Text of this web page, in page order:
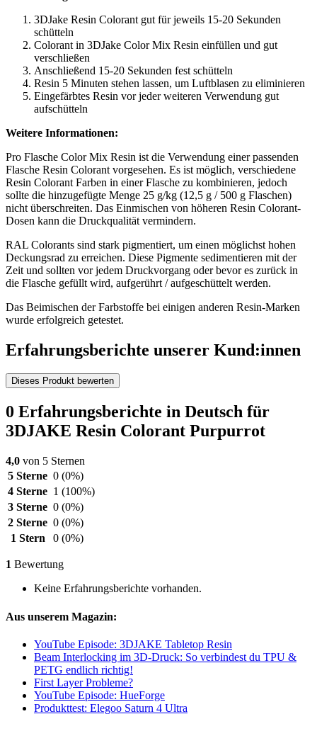
3DJake Resin Colorant gut für jeweils 15-20 Sekunden
schütteln
Colorant in 3DJake Color Mix Resin einfüllen und gut
verschließen
Anschließend 15-20 Sekunden fest schütteln
Resin 5 Minuten stehen lassen, um Luftblasen zu eliminieren
Eingefärbtes Resin vor jeder weiteren Verwendung gut
aufschütteln
Weitere Informationen:
Pro Flasche Color Mix Resin ist die Verwendung einer passenden
Flasche Resin Colorant vorgesehen. Es ist möglich, verschiedene
Resin Colorant Farben in einer Flasche zu kombinieren, jedoch
sollte die hinzugefügte Menge 25 g/kg (12,5 g / 500 g Flaschen)
nicht überschreiten. Das Einmischen von höheren Resin Colorant-
Dosen kann die Druckqualität vermindern.
RAL Colorants sind stark pigmentiert, um einen möglichst hohen
Deckungsrad zu erreichen. Diese Pigmente sedimentieren mit der
Zeit und sollten vor jedem Druckvorgang oder bevor es zurück in
die Flasche gefüllt wird, aufgerührt / aufgeschüttelt werden.
Das Beimischen der Farbstoffe bei einigen anderen Resin-Marken
wurde erfolgreich getestet.
Erfahrungsberichte unserer Kund:innen
Dieses Produkt bewerten
0 Erfahrungsberichte in Deutsch für
3DJAKE Resin Colorant Purpurrot
4,0 von 5 Sternen
5 Sterne 0 (0%)
4 Sterne 1 (100%)
3 Sterne 0 (0%)
2 Sterne 0 (0%)
1 Stern
0 (0%)
1 Bewertung
Keine Erfahrungsberichte vorhanden.
Aus unserem Magazin:
YouTube Episode: 3DJAKE Tabletop Resin
Beam Interlocking im 3D-Druck: So verbindest du TPU &
PETG endlich richtig!
First Layer Probleme?
YouTube Episode: HueForge
Produkttest: Elegoo Saturn 4 Ultra